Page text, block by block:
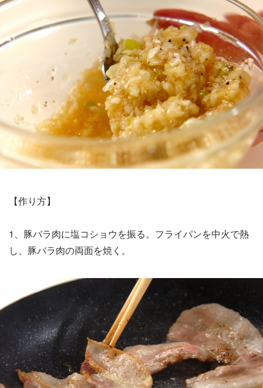
【作り方】
1、豚バラ肉に塩コショウを振る。フライパンを中火で熱
し、豚バラ肉の両面を焼く。